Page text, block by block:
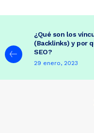
¿Qué son los
(Backlinks) y por
SEO?
29 enero, 2023